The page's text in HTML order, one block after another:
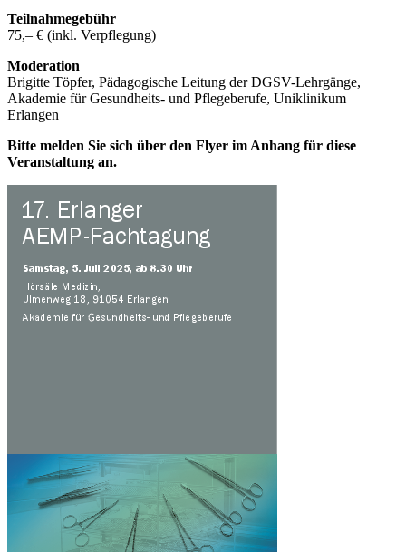
Teilnahmegebühr
75,– € (inkl. Verpflegung)
Moderation
Brigitte Töpfer, Pädagogische Leitung der DGSV-Lehrgänge,
Akademie für Gesundheits- und Pflegeberufe, Uniklinikum
Erlangen
Bitte melden Sie sich über den Flyer im Anhang für diese
Veranstaltung an.